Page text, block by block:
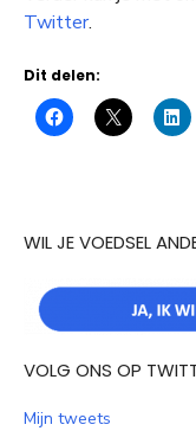
Twitter.
Dit delen:
WIL JE VOEDSEL
VOLG ONS OP
Mijn tweets